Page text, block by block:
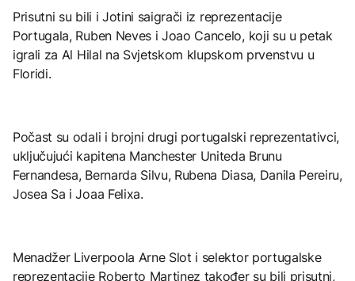
Prisutni su bili i Jotini saigrači iz reprezentacije
Portugala, Ruben Neves i Joao Cancelo, koji su u petak
igrali za Al Hilal na Svjetskom klupskom prvenstvu u
Floridi.
Počast su odali i brojni drugi portugalski reprezentativci,
uključujući kapitena Manchester Uniteda Brunu
Fernandesa, Bernarda Silvu, Rubena Diasa, Danila Pereiru,
Josea Sa i Joaa Felixa.
Menadžer Liverpoola Arne Slot i selektor portugalske
reprezentacije Roberto Martinez također su bili prisutni,